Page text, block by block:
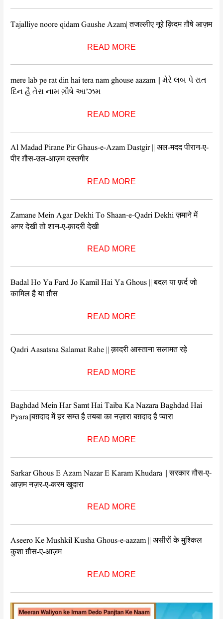
Tajalliye noore qidam Gaushe Azam| तजल्लीए नूरे क़िदम ग़ौषे आज़म
READ MORE
mere lab pe rat din hai tera nam ghouse aazam || મેરે લબ પે રાત
દિન હૈ તેરા નામ ગૌ઼ષે આ’ઝમ
READ MORE
Al Madad Pirane Pir Ghaus-e-Azam Dastgir || अल-मदद पीरान-ए-
पीर ग़ौस-उल-आज़म दस्तगीर
READ MORE
Zamane Mein Agar Dekhi To Shaan-e-Qadri Dekhi ज़माने में
अगर देखी तो शान-ए-क़ादरी देखी
READ MORE
Badal Ho Ya Fard Jo Kamil Hai Ya Ghous || बदल या फ़र्द जो
कामिल है या ग़ौस
READ MORE
Qadri Aasatsna Salamat Rahe || क़ादरी आस्ताना सलामत रहे
READ MORE
Baghdad Mein Har Samt Hai Taiba Ka Nazara Baghdad Hai
Pyara||बग़दाद में हर सम्त है तयबा का नज़ारा बग़दाद है प्यारा
READ MORE
Sarkar Ghous E Azam Nazar E Karam Khudara || सरकार ग़ौस-ए-
आज़म नज़र-ए-करम खुदारा
READ MORE
Aseero Ke Mushkil Kusha Ghous-e-aazam || असीरों के मुश्किल
कुशा ग़ौस-ए-आज़म
READ MORE